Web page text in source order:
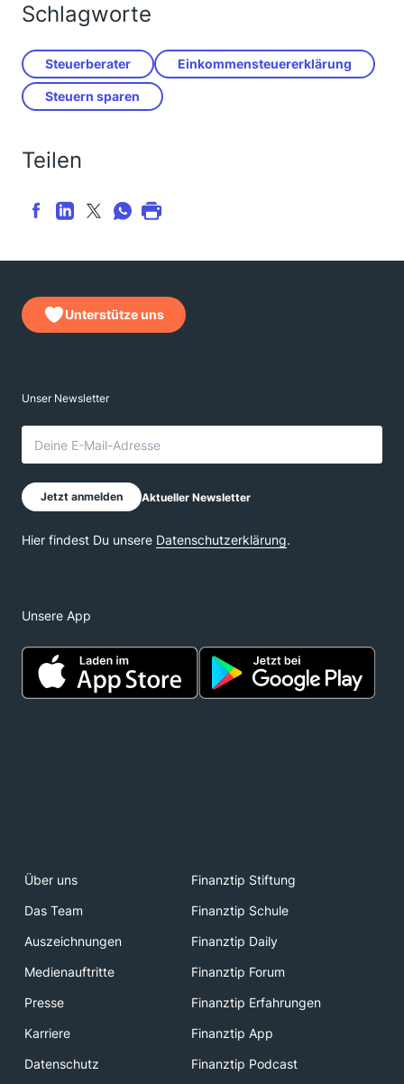
Schlagworte
Steuerberater Einkommensteuererklärung
Steuern sparen
Teilen
Unterstütze uns
Unsere App
Über uns
Finanztip Stiftung
Das Team
Finanztip Schule
Auszeichnungen
Finanztip Daily
Medienauftritte
Finanztip Forum
Presse
Finanztip Erfahrungen
Karriere
Finanztip App
Datenschutz
Finanztip Podcast